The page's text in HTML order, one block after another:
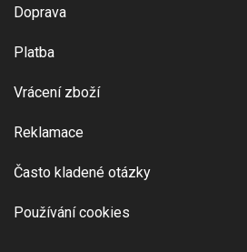
Doprava
Platba
Vrácení zboží
Reklamace
Často kladené otázky
Používání cookies